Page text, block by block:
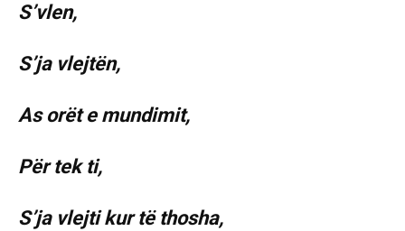
S’vlen,
S’ja vlejtën,
As orët e mundimit,
Për tek ti,
S’ja vlejti kur të thosha,